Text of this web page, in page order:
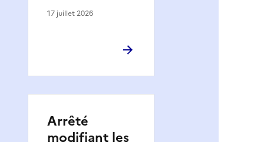
17 juillet 2026
Arrêté
modifiant les